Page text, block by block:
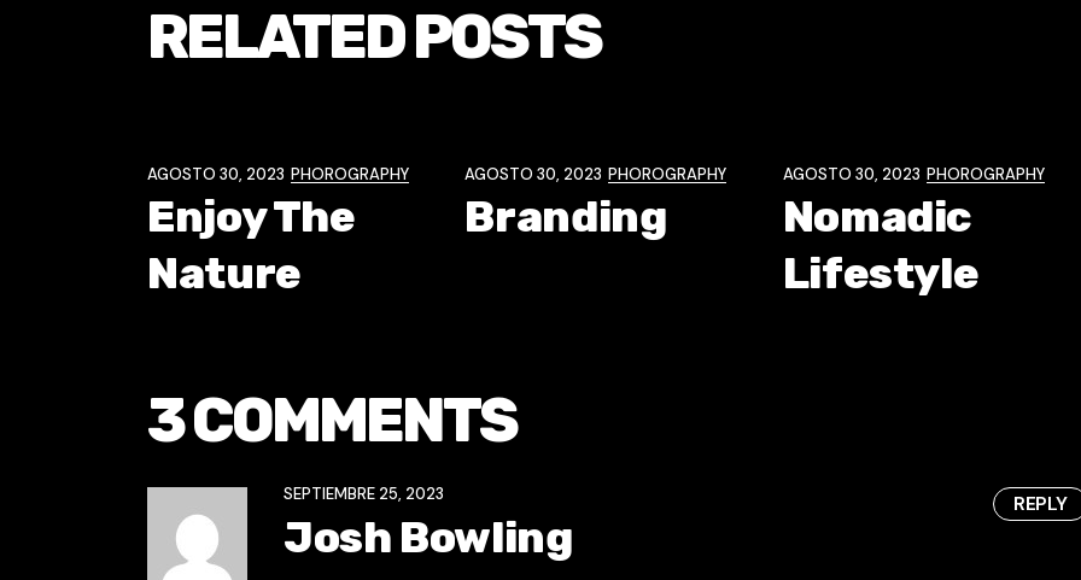
RELATED POSTS
AGOSTO 30, 2023 PHOROGRAPHY
Enjoy The
Nature
AGOSTO 30, 2023 PHOROGRAPHY
Branding
AGOSTO 30, 2023 PHOROGRAPHY
Nomadic
Lifestyle
3 COMMENTS
SEPTIEMBRE 25, 2023 REPLY
Josh Bowling